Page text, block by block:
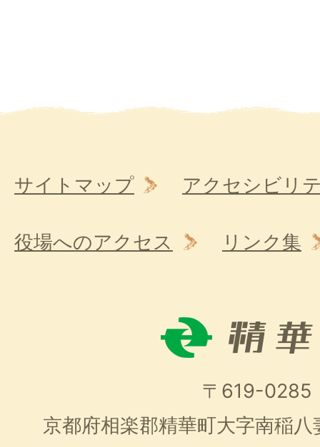
サイトマップ アクセシビリ
役場へのアクセス リンク集
〒619-0285
京都府相楽郡精華町大字南稲